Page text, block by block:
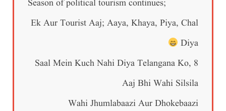
Season of political tourism continues;
Ek Aur Tourist Aaj; Aaya, Khaya, Piya, Chal
Diya
8 Saal Mein Kuch Nahi Diya Telangana Ko,
Aaj Bhi Wahi Silsila
Wahi Jhumlabaazi Aur Dhokebaazi